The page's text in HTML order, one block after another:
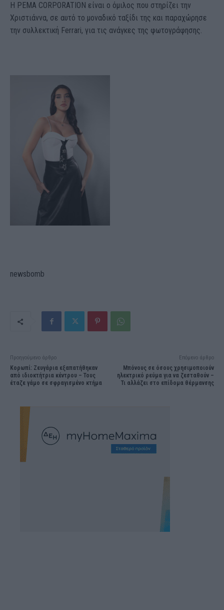
Η ΡΕΜΑ CORPORATION είναι ο όμιλος που στηρίζει την
Χριστιάννα, σε αυτό το μοναδικό ταξίδι της και παραχώρησε
την συλλεκτική Ferrari, για τις ανάγκες της φωτογράφησης.
newsbomb
Προηγούμενο άρθρο
Κορωπί: Ζευγάρια εξαπατήθηκαν
από ιδιοκτήτρια κέντρου – Τους
έταζε γάμο σε σφραγισμένο κτήμα
Επόμενο άρθρο
Μπόνους σε όσους χρησιμοποιούν
ηλεκτρικό ρεύμα για να ζεσταθούν –
Τι αλλάζει στο επίδομα θέρμανσης